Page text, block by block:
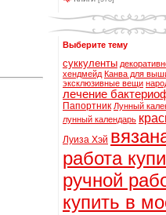
Выберите тему
суккуленты
хендмейд Канва для
эксклюзивные вещи
лечение
Папортник Лунный
лунный календарь
Луиза Хэй
работа
ручной
купить в